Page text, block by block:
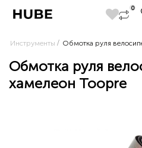
0
Инструменты Обмотка руля
Обмотка руля
хамелеон Toopre